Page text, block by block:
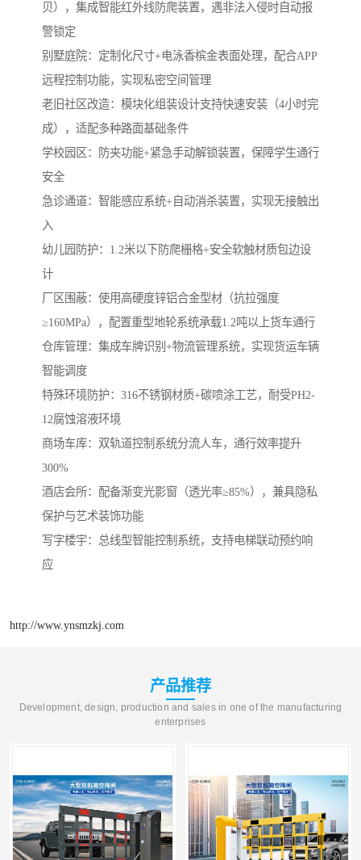
贝），集成智能红外线防爬装置，遇非法入侵时自动报
警锁定
‌别墅庭院‌：定制化尺寸+电泳香槟金表面处理，配合APP
远程控制功能，实现私密空间管理
‌老旧社区改造‌：模块化组装设计支持快速安装（4小时完
成），适配多种路面基础条件
学校园区：防夹功能+紧急手动解锁装置，保障学生通行
安全
急诊通道：智能感应系统+自动消杀装置，实现无接触出
入
幼儿园防护：1.2米以下防爬栅格+安全软触材质包边设
计
厂区围蔽‌：使用高硬度锌铝合金型材（抗拉强度
≥160MPa），配置重型地轮系统承载1.2吨以上货车通行
‌仓库管理‌：集成车牌识别+物流管理系统，实现货运车辆
智能调度
‌特殊环境防护‌：316不锈钢材质+碳喷涂工艺，耐受PH2-
12腐蚀溶液环境
商场车库‌：双轨道控制系统分流人车，通行效率提升
300%
‌酒店会所‌：配备渐变光影窗（透光率≥85%），兼具隐私
保护与艺术装饰功能
‌写字楼宇‌：总线型智能控制系统，支持电梯联动预约响
应
http://www.ynsmzkj.com
产品推荐
Development, design, production and sales in one of the manufacturing
enterprises